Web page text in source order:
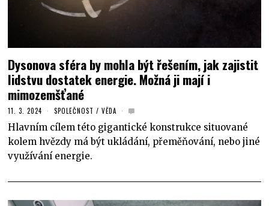
Dysonova sféra by mohla být řešením, jak zajistit
lidstvu dostatek energie. Možná ji mají i
mimozemšťané
11. 3. 2024 SPOLEČNOST / VĚDA
Hlavním cílem této gigantické konstrukce situované
kolem hvězdy má být ukládání, přeměňování, nebo jiné
využívání energie.